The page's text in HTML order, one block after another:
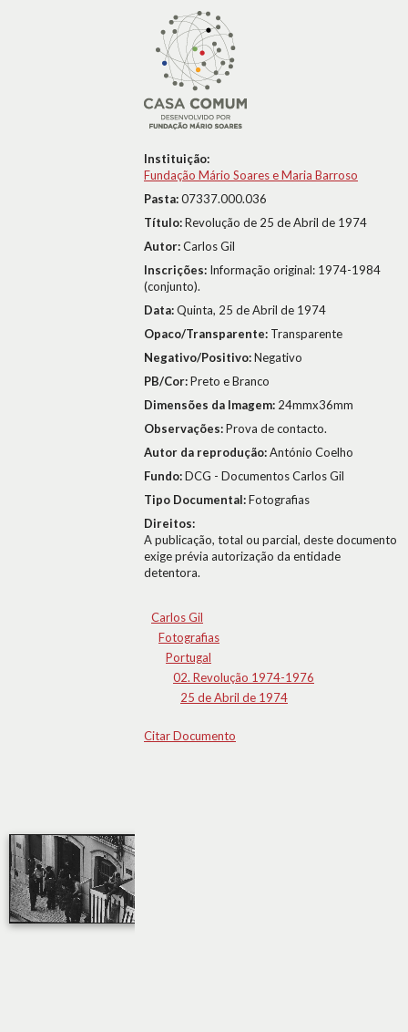
Instituição:
Fundação Mário Soares e Maria Barroso
Pasta:07337.000.036
Título:Revolução de 25 de Abril de 1974
Autor:Carlos Gil
Inscrições: Informação original: 1974-1984
(conjunto).
Data:Quinta, 25 de Abril de 1974
Opaco/Transparente: Transparente
Negativo/Positivo:Negativo
PB/Cor:Preto e Branco
Dimensões da Imagem: 24mmx36mm
Observações:Prova de contacto.
Autor da reprodução:António Coelho
Fundo:DCG - Documentos Carlos Gil
Tipo Documental:Fotografias
Direitos:
A publicação, total ou parcial, deste documento
exige prévia autorização da entidade
detentora.
Carlos Gil
Fotografias
Portugal
02. Revolução 1974-1976
25 de Abril de 1974
Citar Documento